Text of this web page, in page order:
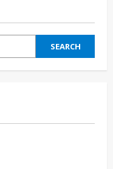
SEARCH